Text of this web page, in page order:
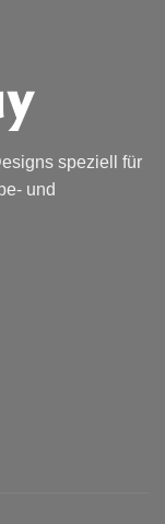
speziell für
und